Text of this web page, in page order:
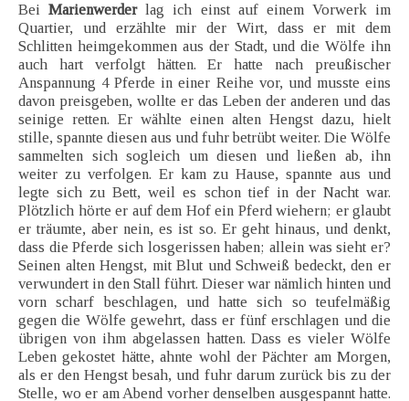
BeiMarienwerderlag ich einst auf einem Vorwerk im
Quartier, und erzählte mir der Wirt, dass er mit dem
Schlitten heimgekommen aus der Stadt, und die Wölfe ihn
auch hart verfolgt hätten. Er hatte nach preußischer
Anspannung 4 Pferde in einer Reihe vor, und musste eins
davon preisgeben, wollte er das Leben der anderen und das
seinige retten. Er wählte einen alten Hengst dazu, hielt
stille, spannte diesen aus und fuhr betrübt weiter. Die Wölfe
sammelten sich sogleich um diesen und ließen ab, ihn
weiter zu verfolgen. Er kam zu Hause, spannte aus und
legte sich zu Bett, weil es schon tief in der Nacht war.
Plötzlich hörte er auf dem Hof ein Pferd wiehern; er glaubt
er träumte, aber nein, es ist so. Er geht hinaus, und denkt,
dass die Pferde sich losgerissen haben; allein was sieht er?
Seinen alten Hengst, mit Blut und Schweiß bedeckt, den er
verwundert in den Stall führt. Dieser war nämlich hinten und
vorn scharf beschlagen, und hatte sich so teufelmäßig
gegen die Wölfe gewehrt, dass er fünf erschlagen und die
übrigen von ihm abgelassen hatten. Dass es vieler Wölfe
Leben gekostet hätte, ahnte wohl der Pächter am Morgen,
als er den Hengst besah, und fuhr darum zurück bis zu der
Stelle, wo er am Abend vorher denselben ausgespannt hatte.